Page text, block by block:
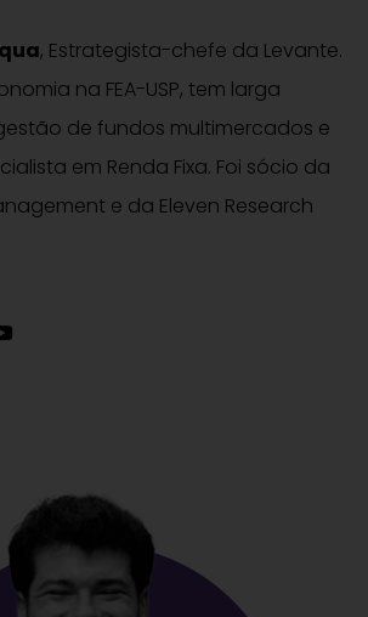
, Estrategista-chefe da Levante.
na FEA-USP, tem larga
de fundos multimercados e
em Renda Fixa. Foi sócio da
e da Eleven Research